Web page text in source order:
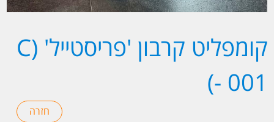
קומפליט קרבון 'פריסטייל' (C
- 001)